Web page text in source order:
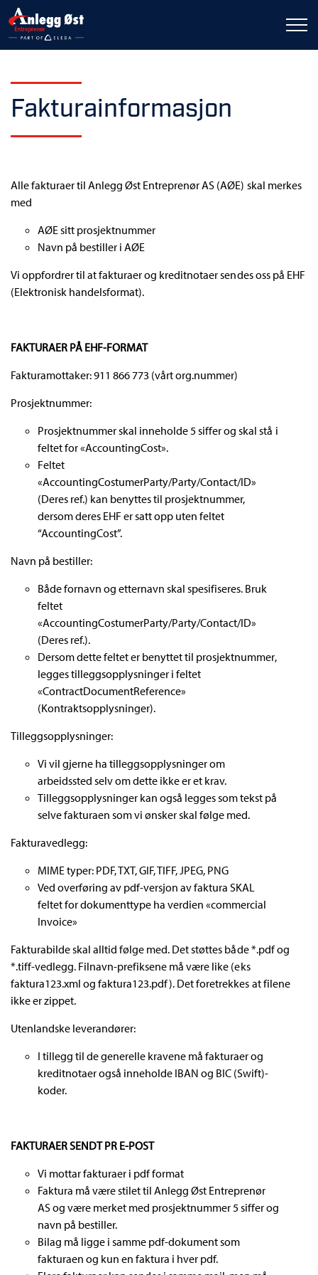
Fakturainformasjon
Alle fakturaer til Anlegg Øst Entreprenør AS (AØE) skal merkes
med
AØE sitt prosjektnummer
Navn på bestiller i AØE
Vi oppfordrer til at fakturaer og kreditnotaer sendes oss på EHF
(Elektronisk handelsformat).
FAKTURAER PÅ EHF-FORMAT
Fakturamottaker: 911 866 773 (vårt org.nummer)
Prosjektnummer:
Prosjektnummer skal inneholde 5 siffer og skal stå i
feltet for «AccountingCost».
Feltet
«AccountingCostumerParty/Party/Contact/ID»
(Deres ref.) kan benyttes til prosjektnummer,
dersom deres EHF er satt opp uten feltet
“AccountingCost”.
Navn på bestiller:
Både fornavn og etternavn skal spesifiseres. Bruk
feltet
«AccountingCostumerParty/Party/Contact/ID»
(Deres ref.).
Dersom dette feltet er benyttet til prosjektnummer,
legges tilleggsopplysninger i feltet
«ContractDocumentReference»
(Kontraktsopplysninger).
Tilleggsopplysninger:
Vi vil gjerne ha tilleggsopplysninger om
arbeidssted selv om dette ikke er et krav.
Tilleggsopplysninger kan også legges som tekst på
selve fakturaen som vi ønsker skal følge med.
Fakturavedlegg:
MIME typer: PDF, TXT, GIF, TIFF, JPEG, PNG
Ved overføring av pdf-versjon av faktura SKAL
feltet for dokumenttype ha verdien «commercial
Invoice»
Fakturabilde skal alltid følge med. Det støttes både *.pdf og
*.tiff-vedlegg. Filnavn-prefiksene må være like (eks
faktura123.xml og faktura123.pdf). Det foretrekkes at filene
ikke er zippet.
Utenlandske leverandører:
I tillegg til de generelle kravene må fakturaer og
kreditnotaer også inneholde IBAN og BIC (Swift)-
koder.
FAKTURAER SENDT PR E-POST
Vi mottar fakturaer i pdf format
Faktura må være stilet til Anlegg Øst Entreprenør
AS og være merket med prosjektnummer 5 siffer og
navn på bestiller.
Bilag må ligge i samme pdf-dokument som
fakturaen og kun en faktura i hver pdf.